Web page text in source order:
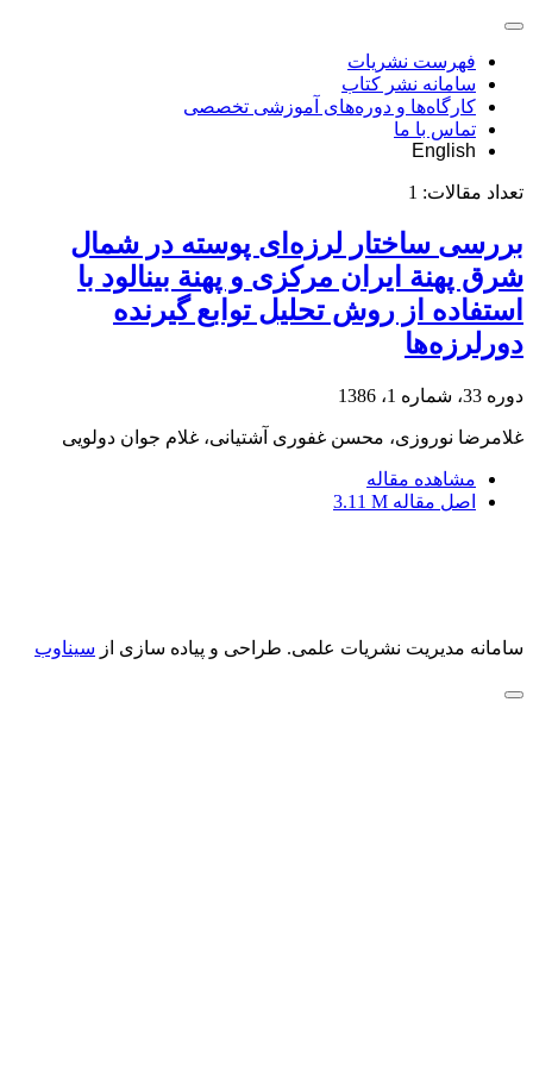
فهرست نشریات
سامانه نشر کتاب
کارگاه‌ها و دوره‌های آموزشی تخصصی
تماس با ما
English
تعداد مقالات: 1
بررسی ساختار لرزه‌ای پوسته در شمال
شرق پهنة ایران مرکزی و پهنة بینالود با
استفاده از روش تحلیل توابع گیرنده
دورلرزه‌ها
دوره 33، شماره 1، 1386
غلامرضا نوروزی، محسن غفوری آشتیانی، غلام جوان دولویی
مشاهده مقاله
اصل مقاله 3.11 M
سامانه مدیریت نشریات علمی. طراحی و پیاده سازی از سیناوب